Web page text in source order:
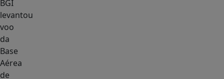
BGI
levantou
voo
da
Base
Aérea
de